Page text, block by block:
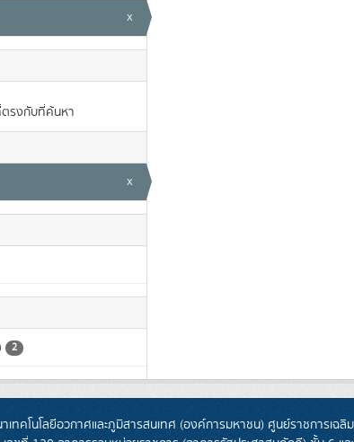
x
รงกับที่ค้นหา
x
2
ทคโนโลยีอวกาศและภูมิสารสนเทศ (องค์การมหาชน) ศูนย์ราชการเฉลิ